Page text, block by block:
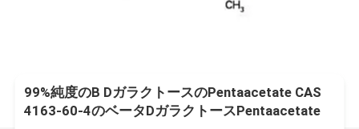
99%純度のΒ DガラクトースのPentaacetate CAS
4163-60-4のベータDガラクトースPentaacetate